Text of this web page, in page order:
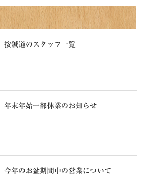
按鍼道のスタッフ一覧
年末年始一部休業のお知らせ
今年のお盆期間中の営業について